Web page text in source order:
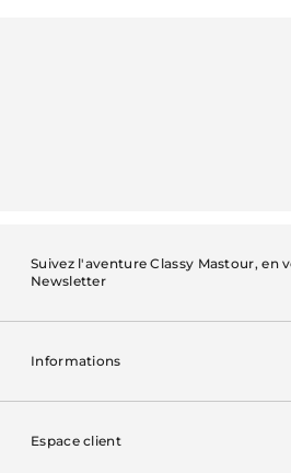
Suivez l'aventure Classy Mastour, en
Newsletter
Informations
Espace client